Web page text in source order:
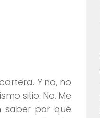
Y no, no
sitio. No. Me
saber por qué